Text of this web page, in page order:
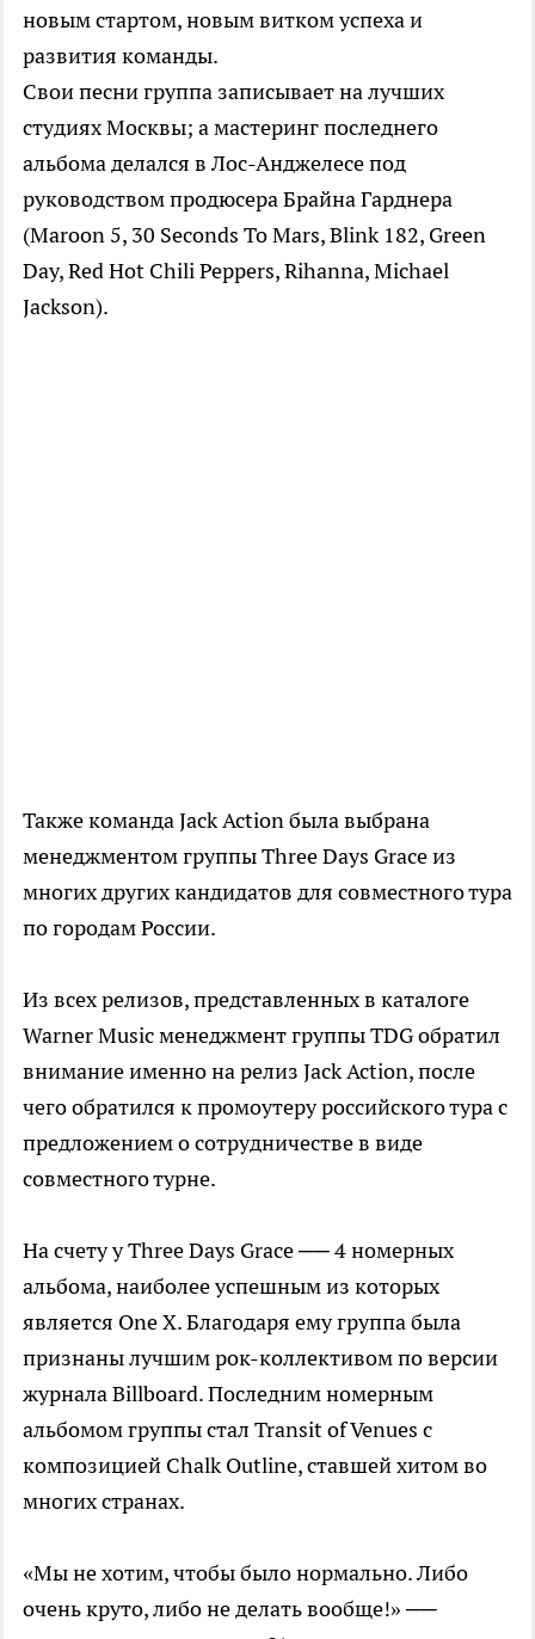
новым стартом, новым витком успеха и
развития команды.
Свои песни группа записывает на лучших
студиях Москвы; а мастеринг последнего
альбома делался в Лос-Анджелесе под
руководством продюсера Брайна Гарднера
(Maroon 5, 30 Seconds To Mars, Blink 182, Green
Day, Red Hot Chili Peppers, Rihanna, Michael
Jackson).
Также команда Jack Action была выбрана
менеджментом группы Three Days Grace из
многих других кандидатов для совместного тура
по городам России.
Из всех релизов, представленных в каталоге
Warner Music менеджмент группы TDG обратил
внимание именно на релиз Jack Action, после
чего обратился к промоутеру российского тура с
предложением о сотрудничестве в виде
совместного турне.
На счету у Three Days Grace ── 4 номерных
альбома, наиболее успешным из которых
является One X. Благодаря ему группа была
признаны лучшим рок-коллективом по версии
журнала Billboard. Последним номерным
альбомом группы стал Transit of Venues с
композицией Chalk Outline, ставшей хитом во
многих странах.
«Мы не хотим, чтобы было нормально. Либо
очень круто, либо не делать вообще!» ­­──